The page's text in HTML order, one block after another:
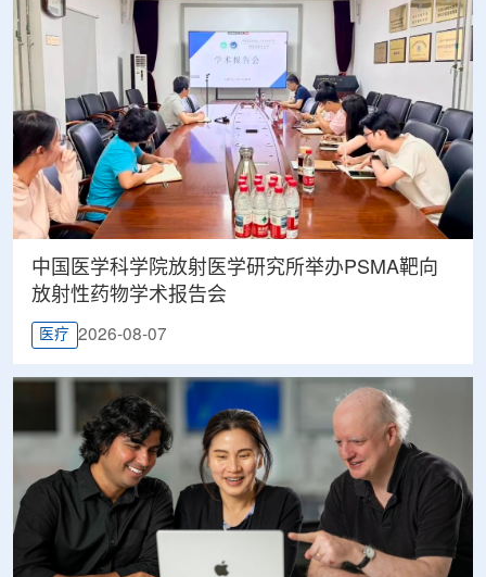
中国医学科学院放射医学研究所举办PSMA靶向
放射性药物学术报告会
医疗 2026-08-07